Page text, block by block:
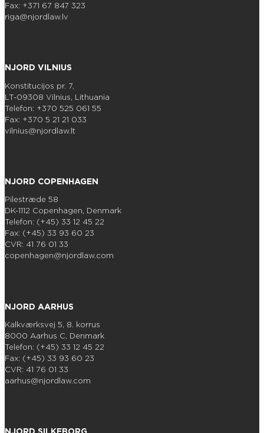
Fax: +371 67 847 323
riga@njordlaw.lv
NJORD VILNIUS
Konstitucijos pr. 7,
LT-09308 Vilnius, Lithuania
Telefon: +370 525 061 55
Fax: +370 5 21 21 033
vilnius@njordlaw.lt
NJORD COPENHAGEN
Pilestræde 58
DK-1112 Copenhagen, Denmark
Telefon: (+45) 33 12 45 22
Fax: (+45) 33 93 60 23
CVR: 41 76 01 33
copenhagen@njordlaw.com
NJORD AARHUS
Kalkværksvej 5, 8. korrus
8000 Aarhus C, Denmark
Telefon: (+45) 33 12 45 22
Fax: (+45) 33 93 60 23
CVR: 41 76 01 33
aarhus@njordlaw.com